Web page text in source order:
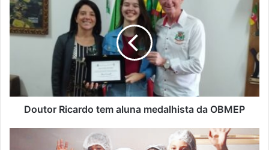
Ricardo
tem
aluna
Doutor Ricardo tem aluna medalhista da OBMEP